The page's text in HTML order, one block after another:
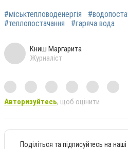
#міськтепловоденергія
#теплопостачання
#гаряча вода
Книш Маргарита
Журналіст
Авторизуйтесь, щоб оцінити
Поділіться та підписуйтесь на